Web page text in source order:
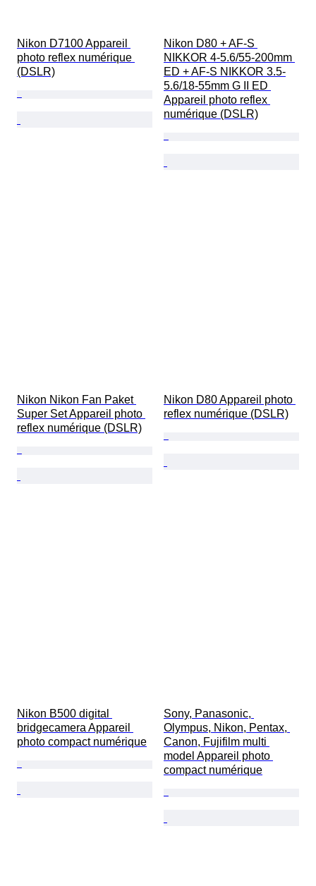
Nikon D7100 Appareil
photo reflex numérique
(DSLR)
Nikon D80 + AF-S
NIKKOR 4-5.6/55-200mm
ED + AF-S NIKKOR 3.5-
5.6/18-55mm G II ED
Appareil photo reflex
numérique (DSLR)
Nikon Nikon Fan Paket
Super Set Appareil photo
reflex numérique (DSLR)
Nikon D80 Appareil photo
reflex numérique (DSLR)
Nikon B500 digital
bridgecamera Appareil
photo compact numérique
Sony, Panasonic,
Olympus, Nikon, Pentax,
Canon, Fujifilm multi
model Appareil photo
compact numérique